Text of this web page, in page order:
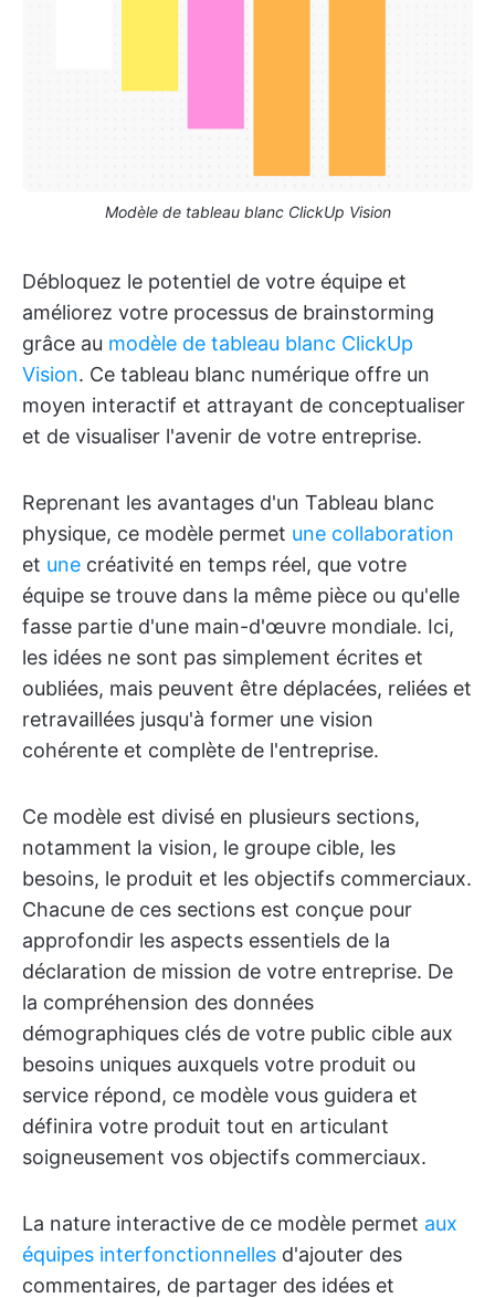
Modèle de tableau blanc ClickUp Vision
Débloquez le potentiel de votre équipe et
améliorez votre processus de brainstorming
grâce au modèle de tableau blanc ClickUp
Vision. Ce tableau blanc numérique offre un
moyen interactif et attrayant de conceptualiser
et de visualiser l'avenir de votre entreprise.
Reprenant les avantages d'un Tableau blanc
physique, ce modèle permet une collaboration
et une créativité en temps réel, que votre
équipe se trouve dans la même pièce ou qu'elle
fasse partie d'une main-d'œuvre mondiale. Ici,
les idées ne sont pas simplement écrites et
oubliées, mais peuvent être déplacées, reliées et
retravaillées jusqu'à former une vision
cohérente et complète de l'entreprise.
Ce modèle est divisé en plusieurs sections,
notamment la vision, le groupe cible, les
besoins, le produit et les objectifs commerciaux.
Chacune de ces sections est conçue pour
approfondir les aspects essentiels de la
déclaration de mission de votre entreprise. De
la compréhension des données
démographiques clés de votre public cible aux
besoins uniques auxquels votre produit ou
service répond, ce modèle vous guidera et
définira votre produit tout en articulant
soigneusement vos objectifs commerciaux.
La nature interactive de ce modèle permet aux
équipes interfonctionnelles d'ajouter des
commentaires, de partager des idées et